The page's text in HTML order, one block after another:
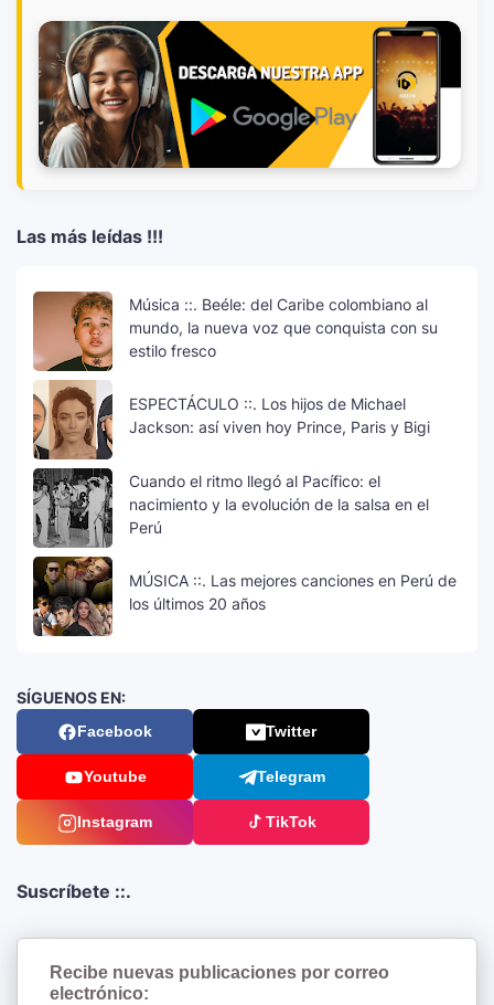
Las más leídas !!!
Música ::. Beéle: del Caribe colombiano al
mundo, la nueva voz que conquista con su
estilo fresco
ESPECTÁCULO ::. Los hijos de Michael
Jackson: así viven hoy Prince, Paris y Bigi
Cuando el ritmo llegó al Pacífico: el
nacimiento y la evolución de la salsa en el
Perú
MÚSICA ::. Las mejores canciones en Perú de
los últimos 20 años
SÍGUENOS EN:
Facebook Twitter
Youtube Telegram
Instagram TikTok
Suscríbete ::.
Recibe nuevas publicaciones por correo
electrónico: